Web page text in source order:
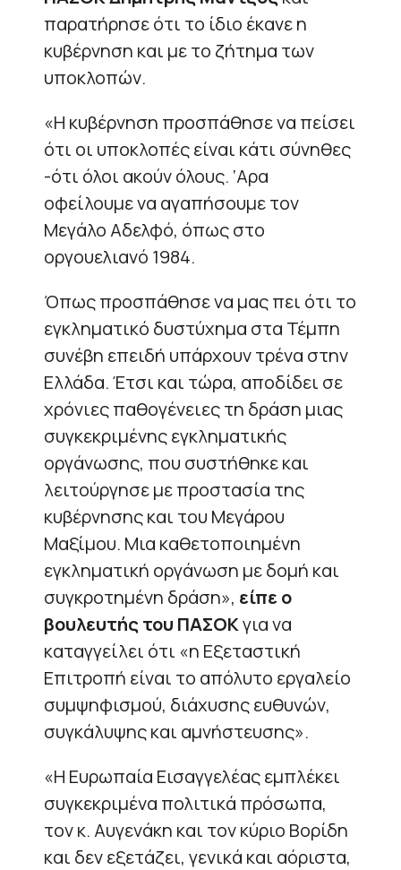
παρατήρησε ότι το ίδιο έκανε η
κυβέρνηση και με το ζήτημα των
υποκλοπών.
«Η κυβέρνηση προσπάθησε να πείσει
ότι οι υποκλοπές είναι κάτι σύνηθες
-ότι όλοι ακούν όλους. ‘Αρα
οφείλουμε να αγαπήσουμε τον
Μεγάλο Αδελφό, όπως στο
οργουελιανό 1984.
Όπως προσπάθησε να μας πει ότι το
εγκληματικό δυστύχημα στα Τέμπη
συνέβη επειδή υπάρχουν τρένα στην
Ελλάδα. Έτσι και τώρα, αποδίδει σε
χρόνιες παθογένειες τη δράση μιας
συγκεκριμένης εγκληματικής
οργάνωσης, που συστήθηκε και
λειτούργησε με προστασία της
κυβέρνησης και του Μεγάρου
Μαξίμου. Μια καθετοποιημένη
εγκληματική οργάνωση με δομή και
συγκροτημένη δράση», είπε ο
βουλευτής του ΠΑΣΟΚγια να
καταγγείλει ότι «η Εξεταστική
Επιτροπή είναι το απόλυτο εργαλείο
συμψηφισμού, διάχυσης ευθυνών,
συγκάλυψης και αμνήστευσης».
«Η Ευρωπαία Εισαγγελέας εμπλέκει
συγκεκριμένα πολιτικά πρόσωπα,
τον κ. Αυγενάκη και τον κύριο Βορίδη
και δεν εξετάζει, γενικά και αόριστα,